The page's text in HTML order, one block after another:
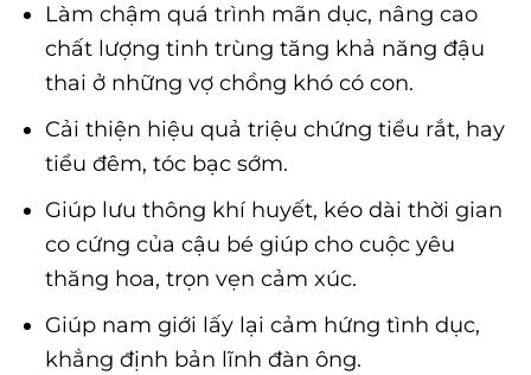
Làm chậm quá trình mãn dục, nâng cao
chất lượng tinh trùng tăng khả năng đậu
thai ở những vợ chồng khó có con.
Cải thiện hiệu quả triệu chứng tiểu rắt, hay
tiểu đêm, tóc bạc sớm.
Giúp lưu thông khí huyết, kéo dài thời gian
co cứng của cậu bé giúp cho cuộc yêu
thăng hoa, trọn vẹn cảm xúc.
Giúp nam giới lấy lại cảm hứng tình dục,
khẳng định bản lĩnh đàn ông.